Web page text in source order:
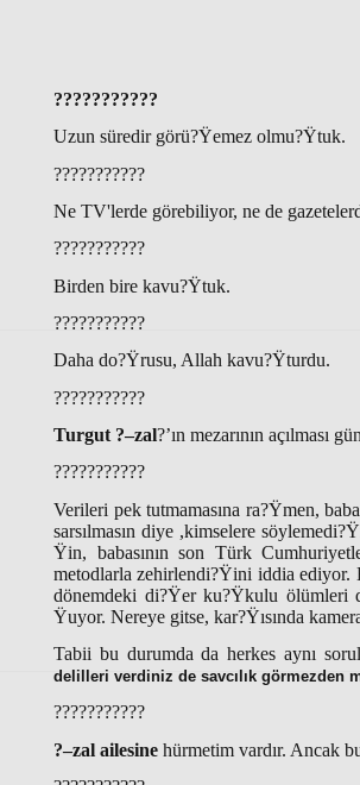
???????????
Uzun süredir görü?Ÿemez olmu?Ÿtuk.
???????????
Ne TV'lerde görebiliyor, ne de
???????????
Birden bire kavu?Ÿtuk.
???????????
Daha do?Ÿrusu, Allah kavu?Ÿturdu.
???????????
Turgut ?–zal?’ın mezarının açılması
???????????
Verileri pek tutmamasına ra?Ÿmen,
sarsılmasın diye ,kimselere
Ÿin, babasının son Türk
metodlarla zehirlendi?Ÿini iddia ediyor.
dönemdeki di?Ÿer ku?Ÿkulu ölümleri
Ÿuyor. Nereye gitse, kar?Ÿısında
Tabii bu durumda da herkes aynı
delilleri verdiniz de savcılık görmezden
???????????
?–zal ailesine hürmetim vardır. Ancak